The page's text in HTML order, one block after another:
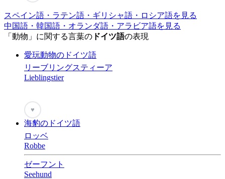
スペイン語・ラテン語・ギリシャ語・ロシア語を見る
中国語・韓国語・オランダ語・アラビア語を見る
「動物」に関する言葉の ドイツ語の表現
愛玩動物のドイツ語
リーブリングスティーア
Lieblingstier
♥
海豹のドイツ語
ロッベ
Robbe
ゼーフント
Seehund